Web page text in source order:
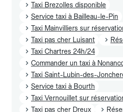
Taxi Brezolles disponible
Service taxi à Bailleau-le-Pin
Taxi Mainvilliers sur
Taxi pas cher Luisant
Taxi Chartres 24h/24
Commander un taxi à
Taxi Saint-Lubin-des-
Service taxi à Bourth
Taxi Vernouillet sur
Taxi pas cher Dreux